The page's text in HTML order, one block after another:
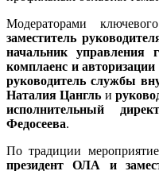
Модераторами
заместитель
начальник управления
комплаенс и
руководитель службы
Наталия Цангль ир
исполнительный
Федосеева.
По традиции
президент ОЛА и